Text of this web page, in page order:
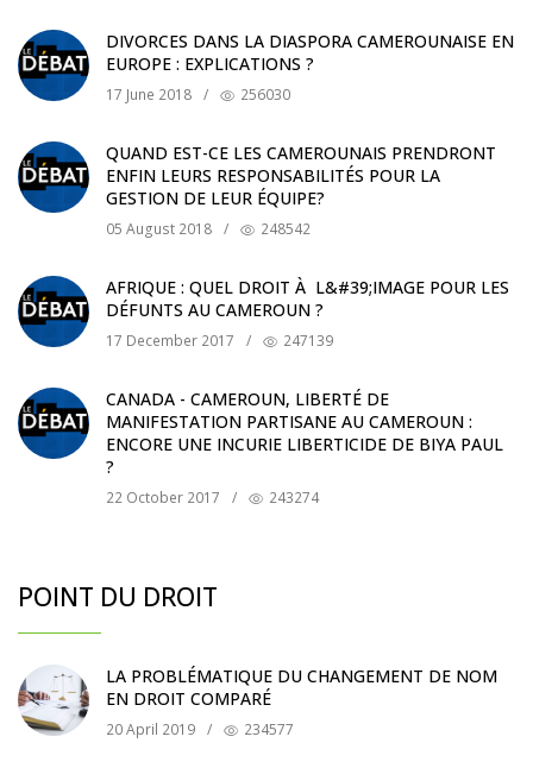
DIVORCES DANS LA DIASPORA CAMEROUNAISE EN
EUROPE : EXPLICATIONS ?
17 June 2018 / 256030
QUAND EST-CE LES CAMEROUNAIS PRENDRONT
ENFIN LEURS RESPONSABILITÉS POUR LA
GESTION DE LEUR ÉQUIPE?
05 August 2018 / 248542
AFRIQUE : QUEL DROIT À L&#39;IMAGE POUR LES
DÉFUNTS AU CAMEROUN ?
17 December 2017 / 247139
CANADA - CAMEROUN, LIBERTÉ DE
MANIFESTATION PARTISANE AU CAMEROUN :
ENCORE UNE INCURIE LIBERTICIDE DE BIYA PAUL
?
22 October 2017 / 243274
POINT DU DROIT
LA PROBLÉMATIQUE DU CHANGEMENT DE NOM
EN DROIT COMPARÉ
20 April 2019 / 234577